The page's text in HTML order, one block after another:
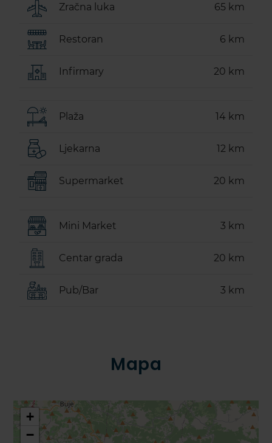
Zračna luka 65 km
Restoran 6 km
Infirmary 20 km
Plaža 14 km
Ljekarna 12 km
Supermarket 20 km
Mini Market 3 km
Centar grada 20 km
Pub/Bar 3 km
Mapa
+
−